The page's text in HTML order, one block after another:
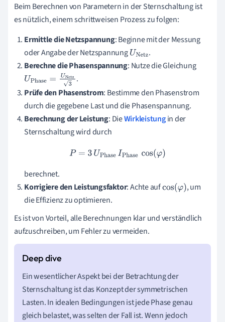
Beim Berechnen von Parametern in der Sternschaltung ist
es nützlich, einem schrittweisen Prozess zu folgen:
Ermittle die Netzspannung: Beginne mit der Messung
oder Angabe der NetzspannungUNet
z
.
Berechne die Phasenspannung: Nutze die Gleichung
UPhase =U Netz
3
.
Prüfe den Phasenstrom: Bestimme den Phasenstrom
durch die gegebene Last und die Phasenspannung.
Berechnung der Leistung: DieWirkleistungin der
Sternschaltung wird durch
P= 3UPhaseIPhasecos(φ)
berechnet.
Korrigiere den Leistungsfaktor: Achte aufcos(φ) , um
die Effizienz zu optimieren.
Es ist von Vorteil, alle Berechnungen klar und verständlich
aufzuschreiben, um Fehler zu vermeiden.
Ein wesentlicher Aspekt bei der Betrachtung der
Sternschaltung ist das Konzept der symmetrischen
Lasten. In idealen Bedingungen ist jede Phase genau
gleich belastet, was selten der Fall ist. Wenn jedoch